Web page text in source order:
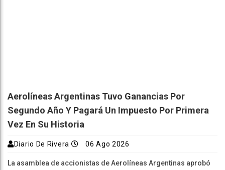
Aerolíneas Argentinas Tuvo Ganancias Por
Segundo Año Y Pagará Un Impuesto Por Primera
Vez En Su Historia
Diario De Rivera 06 Ago 2026
La asamblea de accionistas de Aerolíneas Argentinas aprobó